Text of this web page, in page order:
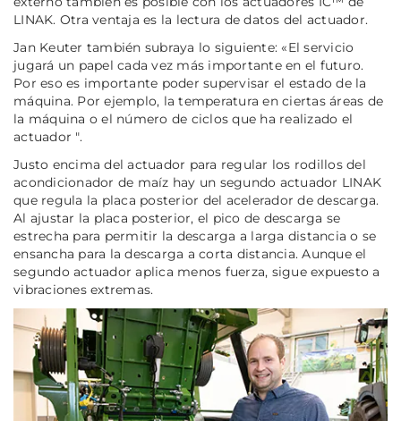
LINAK. Otra ventaja es la lectura de datos del actuador.
Jan Keuter también subraya lo siguiente: «El servicio
jugará un papel cada vez más importante en el futuro.
Por eso es importante poder supervisar el estado de la
máquina. Por ejemplo, la temperatura en ciertas áreas de
la máquina o el número de ciclos que ha realizado el
actuador ".
Justo encima del actuador para regular los rodillos del
acondicionador de maíz hay un segundo actuador LINAK
que regula la placa posterior del acelerador de descarga.
Al ajustar la placa posterior, el pico de descarga se
estrecha para permitir la descarga a larga distancia o se
ensancha para la descarga a corta distancia. Aunque el
segundo actuador aplica menos fuerza, sigue expuesto a
vibraciones extremas.